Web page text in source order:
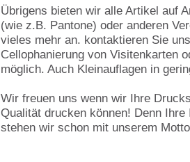
Übrigens bieten wir alle Artikel auf
(wie z.B. Pantone) oder anderen
vieles mehr an. kontaktieren Sie
Cellophanierung von Visitenkarten
möglich. Auch Kleinauflagen in
Wir freuen uns wenn wir Ihre
Qualität drucken können! Denn
stehen wir schon mit unserem